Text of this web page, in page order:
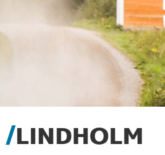
LINDHOLM